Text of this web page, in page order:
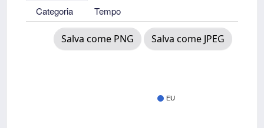
Categoria
Tempo
Salva come PNG Salva come JPEG
EU